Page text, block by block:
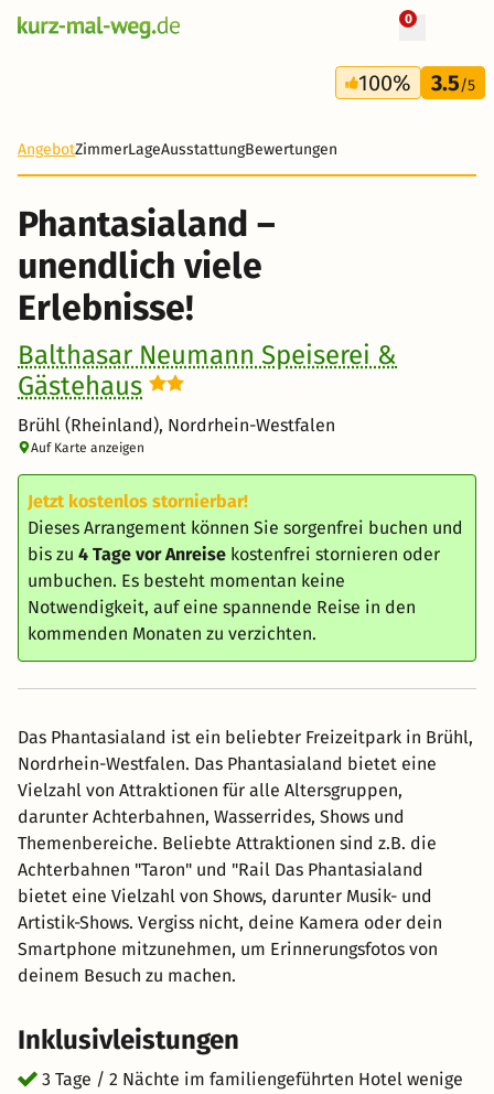
0
3 Tage
236 €
+ 22 Fotos
100% 3.5/5
AngebotZimmerLageAusstattungBewertungen
Phantasialand –
unendlich viele
Erlebnisse!
Balthasar Neumann Speiserei &
Gästehaus
Brühl (Rheinland), Nordrhein-Westfalen
Auf Karte anzeigen
Jetzt kostenlos stornierbar!
Dieses Arrangement können Sie sorgenfrei buchen und
bis zu 4 Tage vor Anreise kostenfrei stornieren oder
umbuchen. Es besteht momentan keine
Notwendigkeit, auf eine spannende Reise in den
kommenden Monaten zu verzichten.
Das Phantasialand ist ein beliebter Freizeitpark in Brühl,
Nordrhein-Westfalen. Das Phantasialand bietet eine
Vielzahl von Attraktionen für alle Altersgruppen,
darunter Achterbahnen, Wasserrides, Shows und
Themenbereiche. Beliebte Attraktionen sind z.B. die
Achterbahnen "Taron" und "Rail Das Phantasialand
bietet eine Vielzahl von Shows, darunter Musik- und
Artistik-Shows. Vergiss nicht, deine Kamera oder dein
Smartphone mitzunehmen, um Erinnerungsfotos von
deinem Besuch zu machen.
Inklusivleistungen
3 Tage / 2 Nächte im familiengeführten Hotel wenige